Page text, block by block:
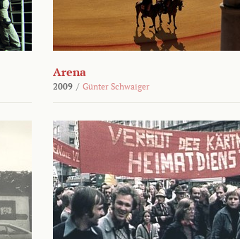
Arena
2009 / Günter Schwaiger